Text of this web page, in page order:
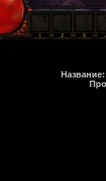
Название: